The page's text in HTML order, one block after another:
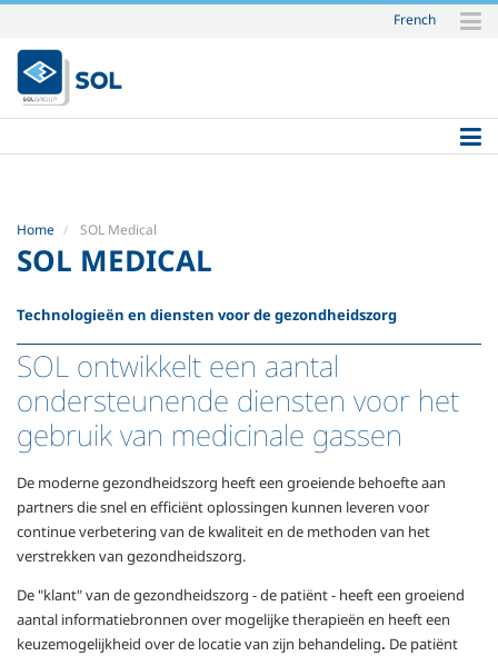
Skip
to
content.
|
to
French
Home SOL Medical
SOL MEDICAL
Technologieën en diensten voor de gezondheidszorg
SOL ontwikkelt een aantal
ondersteunende diensten voor het
gebruik van medicinale gassen
De moderne gezondheidszorg heeft een groeiende behoefte aan
partners die snel en efficiënt oplossingen kunnen leveren voor
continue verbetering van de kwaliteit en de methoden van het
verstrekken van gezondheidszorg.
De "klant" van de gezondheidszorg - de patiënt - heeft een groeiend
aantal informatiebronnen over mogelijke therapieën en heeft een
keuzemogelijkheid over de locatie van zijn behandeling. De patiënt